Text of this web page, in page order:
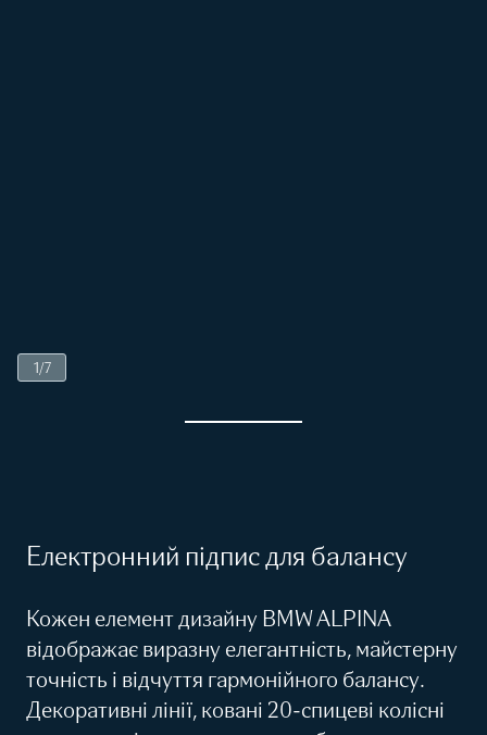
1/7
Електронний підпис для балансу
Кожен елемент дизайну BMW ALPINA
відображає виразну елегантність, майстерну
точність і відчуття гармонійного балансу.
Декоративні лінії, ковані 20-спицеві колісні